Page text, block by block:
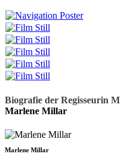
Biografie der Regisseurin
Marlene Millar
Marlene Millar